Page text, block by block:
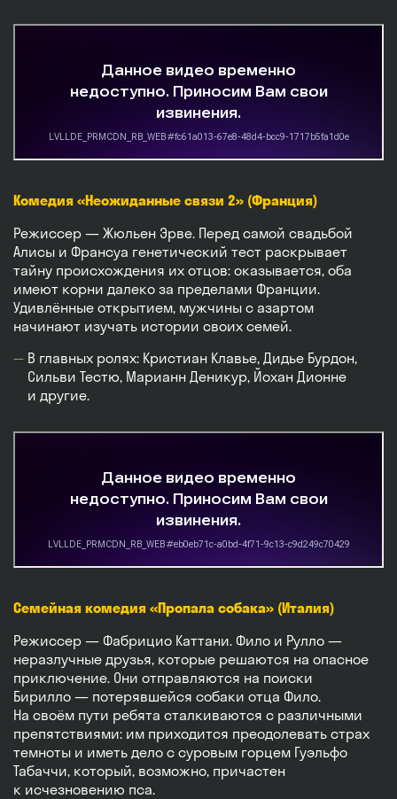
Комедия «Неожиданные связи 2» (Франция)
Режиссер — Жюльен Эрве. Перед самой свадьбой
Алисы и Франсуа генетический тест раскрывает
тайну происхождения их отцов: оказывается, оба
имеют корни далеко за пределами Франции.
Удивлённые открытием, мужчины с азартом
начинают изучать истории своих семей.
В главных ролях: Кристиан Клавье, Дидье Бурдон,
Сильви Тестю, Марианн Деникур, Йохан Дионне
и другие.
Семейная комедия «Пропала собака» (Италия)
Режиссер — Фабрицио Каттани. Фило и Рулло —
неразлучные друзья, которые решаются на опасное
приключение. Они отправляются на поиски
Бирилло — потерявшейся собаки отца Фило.
На своём пути ребята сталкиваются с различными
препятствиями: им приходится преодолевать страх
темноты и иметь дело с суровым горцем Гуэльфо
Табаччи, который, возможно, причастен
к исчезновению пса.